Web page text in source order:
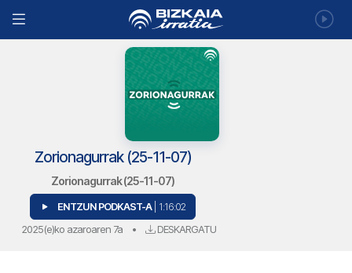
Zorionagurrak (25-11-07)
Zorionagurrak (25-11-07)
ENTZUN PODKAST-A | 1:16:02
2025(e)ko azaroaren 7a • DESKARGATU